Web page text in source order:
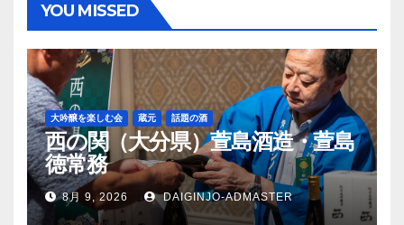
YOU MISSED
大吟醸を楽しむ会 蔵元 話題の酒
西の関（大分県）萱島酒造・萱島
徳常務
8月 9, 2026 DAIGINJO-ADMASTER